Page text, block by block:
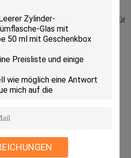
die unabhängige Verpackung für
können Gewohnheit die Probe
werden, damit Test
die defekten Flaschen
1: 1.
im Jahre 2006 hergestellt, und
feinen Nebelsprüher,